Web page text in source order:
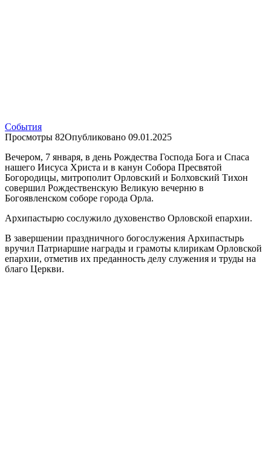
События
Просмотры 82Опубликовано 09.01.2025
Вечером, 7 января, в день Рождества Господа Бога и Спаса
нашего Иисуса Христа и в канун Собора Пресвятой
Богородицы, митрополит Орловский и Болховский Тихон
совершил Рождественскую Великую вечерню в
Богоявленском соборе города Орла.
Архипастырю сослужило духовенство Орловской епархии.
В завершении праздничного богослужения Архипастырь
вручил Патриаршие награды и грамоты клирикам Орловской
епархии, отметив их преданность делу служения и труды на
благо Церкви.